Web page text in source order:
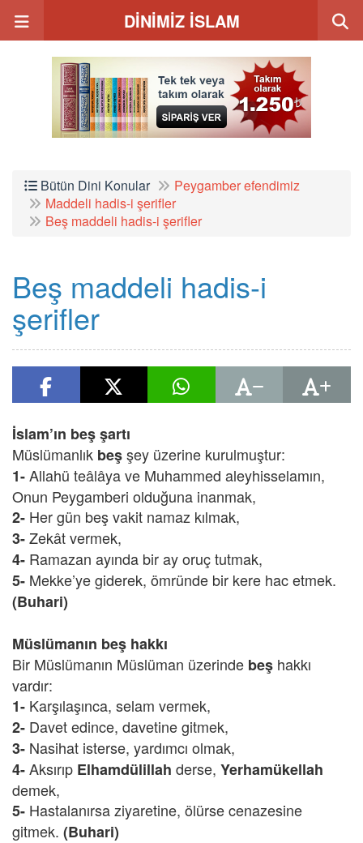
DİNİMİZ İSLAM
Bütün Dini Konular
Peygamber efendimiz
Maddeli hadis-i şerifler
Beş maddeli hadis-i şerifler
Beş maddeli hadis-i
şerifler
İslam’ın beş şartı
Müslümanlık beşşey üzerine kurulmuştur:
1-Allahü teâlâya ve Muhammed aleyhisselamın,
Onun Peygamberi olduğuna inanmak,
2- Her gün beş vakit namaz kılmak,
3-Zekât vermek,
4- Ramazan ayında bir ay oruç tutmak,
5- Mekke’ye giderek, ömründe bir kere hac etmek.
(Buhari)
Müslümanın beş hakkı
Bir Müslümanın Müslüman üzerinde beş hakkı
vardır:
1- Karşılaşınca, selam vermek,
2- Davet edince, davetine gitmek,
3- Nasihat isterse, yardımcı olmak,
4-Aksırıp Elhamdülillah derse, Yerhamükellah
demek,
5- Hastalanırsa ziyaretine, ölürse cenazesine
gitmek. (Buhari)